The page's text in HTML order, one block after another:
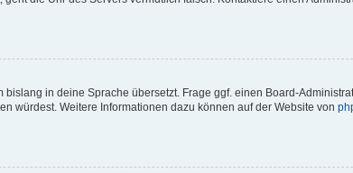
in deine Sprache übersetzt. Frage ggf. einen Board-
würdest. Weitere Informationen dazu können auf der Website von